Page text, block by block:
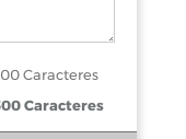
Caracteres
Caracteres